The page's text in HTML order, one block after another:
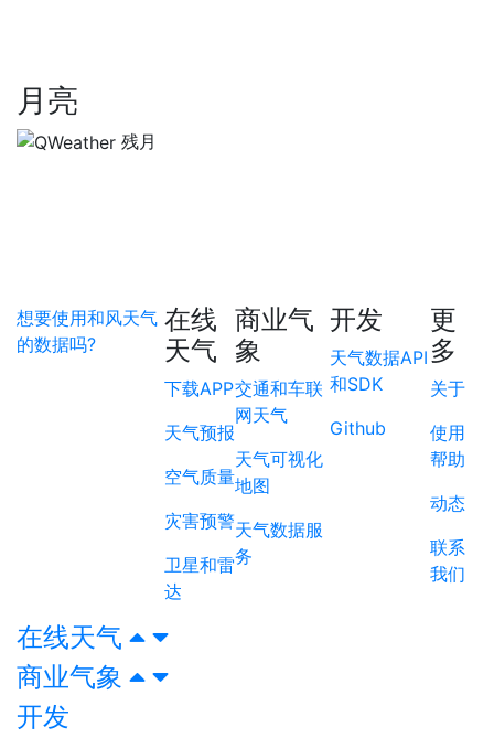
月亮
残月
想要使用和风天气
的数据吗?
在线
天气
下载APP
天气预报
空气质量
灾害预警
卫星和雷
达
商业气
象
交通和车联
网天气
天气可视化
地图
天气数据服
务
开发
天气数据API
和SDK
Github
更
多
关于
使用
帮助
动态
联系
我们
在线天气
商业气象
开发